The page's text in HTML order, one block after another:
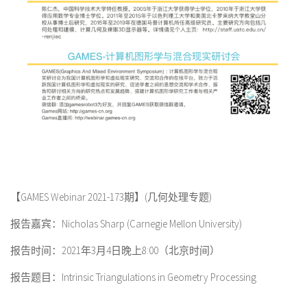
【GAMES Webinar 2021-173期】(几何处理专题)
报告嘉宾：Nicholas Sharp (Carnegie Mellon University)
报告时间：2021年3月4日晚上8:00（北京时间）
报告题目：Intrinsic Triangulations in Geometry Processing